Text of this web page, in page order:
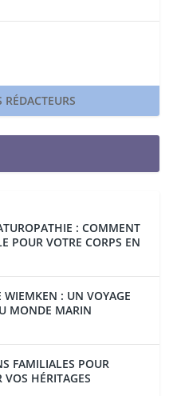
: COMMENT
POUR VOTRE CORPS EN
: UN VOYAGE
MONDE MARIN
FAMILIALES POUR
VOS HÉRITAGES